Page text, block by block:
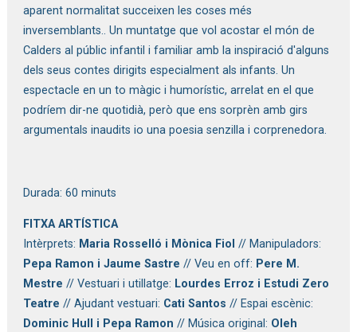
aparent normalitat succeixen les coses més
inversemblants.. Un muntatge que vol acostar el món de
Calders al públic infantil i familiar amb la inspiració d'alguns
dels seus contes dirigits especialment als infants. Un
espectacle en un to màgic i humorístic, arrelat en el que
podríem dir-ne quotidià, però que ens sorprèn amb girs
argumentals inaudits io una poesia senzilla i corprenedora.
Durada: 60 minuts
FITXA ARTÍSTICA
Intèrprets: Maria Rosselló i Mònica Fiol // Manipuladors:
Pepa Ramon i Jaume Sastre // Veu en off: Pere M.
Mestre // Vestuari i utillatge: Lourdes Erroz i Estudi Zero
Teatre // Ajudant vestuari: Cati Santos // Espai escènic:
Dominic Hull i Pepa Ramon // Música original: Oleh